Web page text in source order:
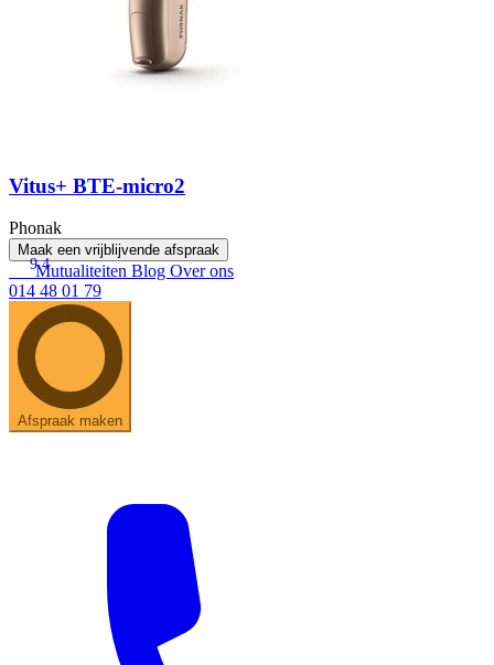
Vitus+ BTE-micro2
Phonak
Maak een vrijblijvende afspraak
9.4
Mutualiteiten Blog Over ons
014 48 01 79
Afspraak maken